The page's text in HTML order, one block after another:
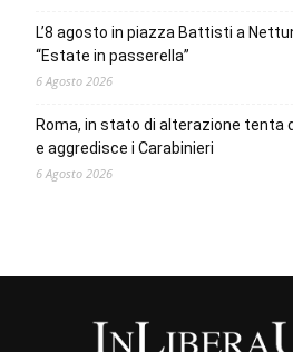
L’8 agosto in piazza Battisti a
“Estate in passerella”
6 Agosto 2026
Roma, in stato di alterazione tenta
e aggredisce i Carabinieri
6 Agosto 2026